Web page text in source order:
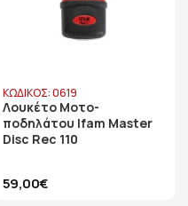
ΚΩΔΙΚΟΣ: 0619
Λουκέτο Μοτο-
ποδηλάτου Ifam Master
Disc Rec 110
59,00€